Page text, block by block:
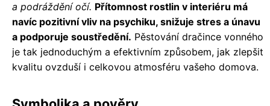
a podráždění očí. Přítomnost rostlin v interiéru má
navíc pozitivní vliv na psychiku, snižuje stres a únavu
a podporuje soustředění. Pěstování dračince vonného
je tak jednoduchým a efektivním způsobem, jak zlepšit
kvalitu ovzduší i celkovou atmosféru vašeho domova.